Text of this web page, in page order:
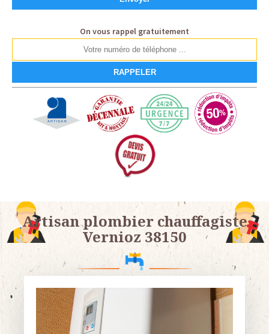
On vous rappel gratuitement
Artisan plombier chauffagiste
Vernioz 38150